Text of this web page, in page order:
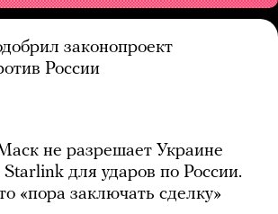
законопроект
России
не разрешает Украине
Starlink для ударов по России.
«пора заключать сделку»